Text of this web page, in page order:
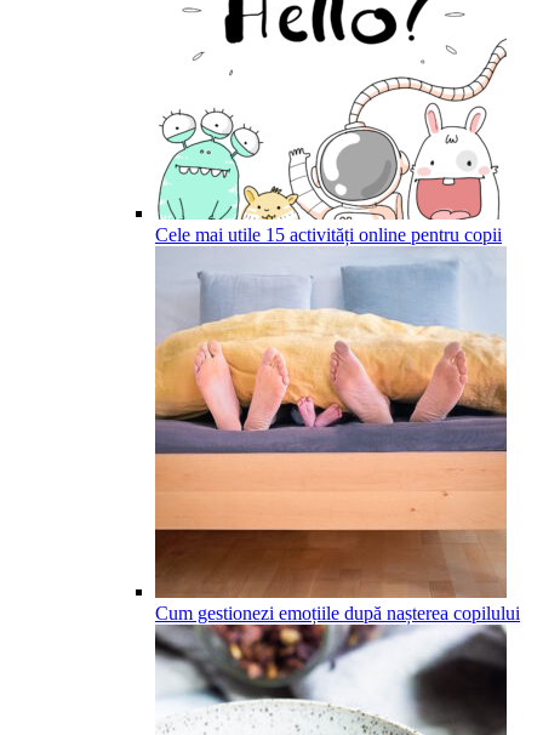
Cele mai utile 15 activități online pentru copii
Cum gestionezi emoțiile după nașterea copilului